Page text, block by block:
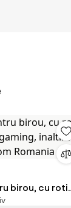
birou, cu roti